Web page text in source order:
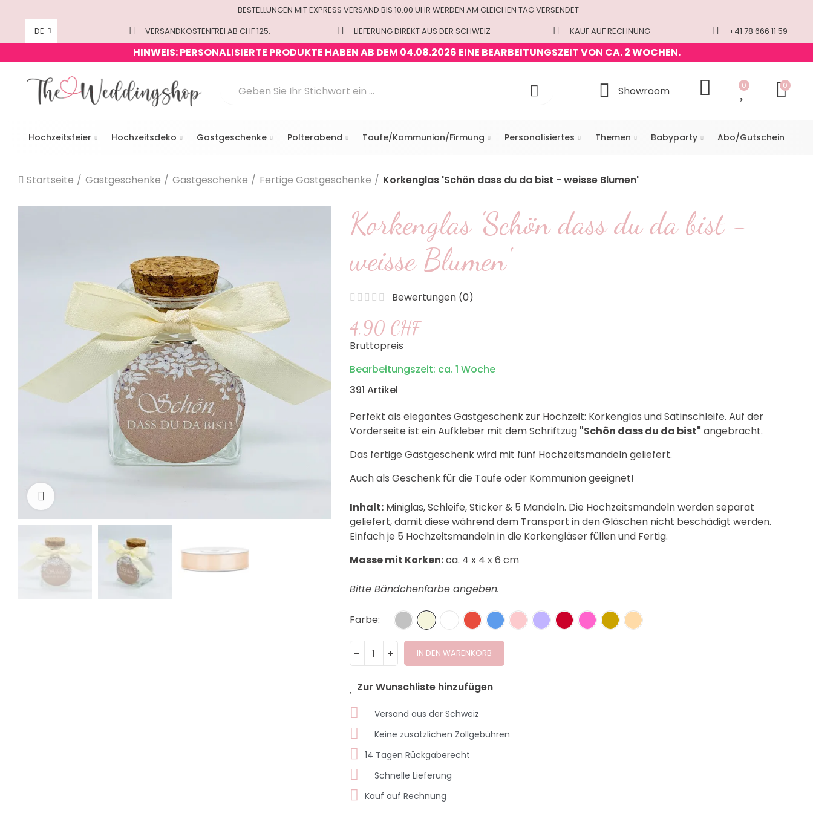
BESTELLUNGEN MIT EXPRESS VERSAND BIS 10.00 UHR WERDEN AM GLEICHEN TAG VERSENDET
DE
VERSANDKOSTENFREI AB CHF 125.- LIEFERUNG DIREKT AUS DER SCHWEIZ KAUF AUF RECHNUNG +41 78 666 11 59
HINWEIS: PERSONALISIERTE PRODUKTE HABEN AB DEM 04.08.2026 EINE BEARBEITUNGSZEIT VON CA. 2 WOCHEN.
Showroom 0 0
Hochzeitsfeier Hochzeitsdeko Gastgeschenke Polterabend Taufe/Kommunion/Firmung Personalisiertes Themen Babyparty Abo/Gutschein
Startseite Gastgeschenke Gastgeschenke Fertige Gastgeschenke Korkenglas 'Schön dass du da bist - weisse Blumen'
Korkenglas 'Schön dass du da bist -
weisse Blumen'
Bewertungen (0)
4,90 CHF
Bruttopreis
Bearbeitungszeit: ca. 1 Woche
391 Artikel
Perfekt als elegantes Gastgeschenk zur Hochzeit: Korkenglas und Satinschleife. Auf der
Vorderseite ist ein Aufkleber mit dem Schriftzug "Schön dass du da bist" angebracht.
Das fertige Gastgeschenk wird mit fünf Hochzeitsmandeln geliefert.
Auch als Geschenk für die Taufe oder Kommunion geeignet!
Inhalt:Miniglas, Schleife, Sticker & 5 Mandeln. Die Hochzeitsmandeln werden separat
geliefert, damit diese während dem Transport in den Gläschen nicht beschädigt werden.
Einfach je 5 Hochzeitsmandeln in die Korkengläser füllen und Fertig.
Masse mit Korken:ca. 4 x 4 x 6 cm
Bitte Bändchenfarbe angeben.
Farbe
IN DEN WARENKORB
Zur Wunschliste hinzufügen
Versand aus der Schweiz
Keine zusätzlichen Zollgebühren
14 Tagen Rückgaberecht
Schnelle Lieferung
Kauf auf Rechnung